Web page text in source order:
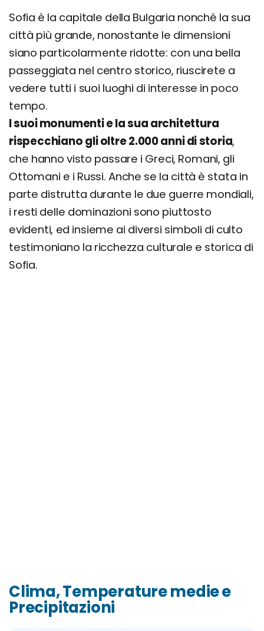
Sofia è la capitale della Bulgaria nonché la sua
città più grande, nonostante le dimensioni
siano particolarmente ridotte: con una bella
passeggiata nel centro storico, riuscirete a
vedere tutti i suoi luoghi di interesse in poco
tempo.
I suoi monumenti e la sua architettura
rispecchiano gli oltre 2.000 anni di storia,
che hanno visto passare i Greci, Romani, gli
Ottomani e i Russi. Anche se la città è stata in
parte distrutta durante le due guerre mondiali,
i resti delle dominazioni sono piuttosto
evidenti, ed insieme ai diversi simboli di culto
testimoniano la ricchezza culturale e storica di
Sofia.
Clima, Temperature medie e
Precipitazioni